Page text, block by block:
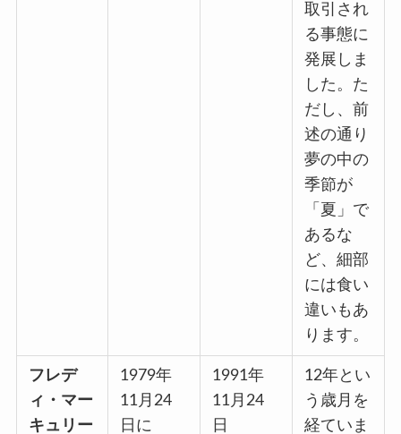
取引され
る事態に
発展しま
した。た
だし、前
述の通り
夢の中の
季節が
「夏」で
あるな
ど、細部
には食い
違いもあ
ります。
フレデ
ィ・マー
キュリー
1979年
11月24
日に
1991年
11月24
日
12年とい
う歳月を
経ていま